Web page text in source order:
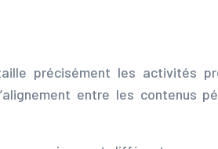
précisément les activités
entre les contenus